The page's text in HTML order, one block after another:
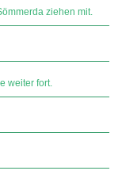
ziehen mit.
weiter fort.